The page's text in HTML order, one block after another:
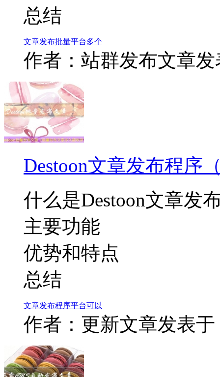
总结
文章发布批量平台多个
作者：站群发布文章发
Destoon文章发布程序
什么是Destoon文章发
主要功能
优势和特点
总结
文章发布程序平台可以
作者：更新文章发表于